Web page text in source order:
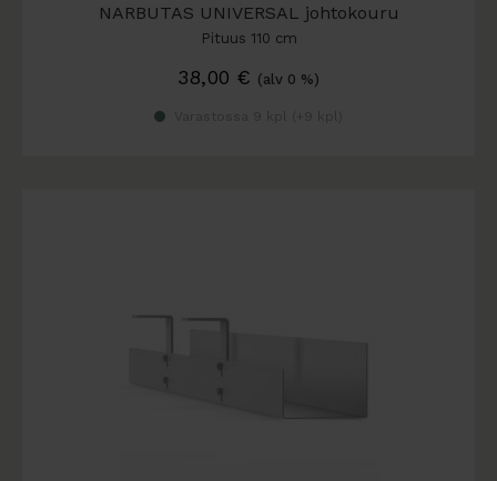
NARBUTAS UNIVERSAL johtokouru
Pituus 110 cm
38,00 € (alv 0 %)